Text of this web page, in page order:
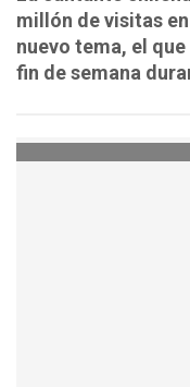
millón de visitas
nuevo tema, el
fin de semana